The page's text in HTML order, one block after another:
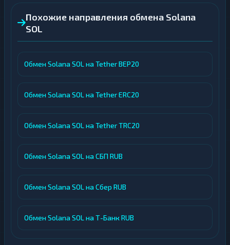
Похожие направления обмена Solana
SOL
Обмен Solana SOL на Tether BEP20
Обмен Solana SOL на Tether ERC20
Обмен Solana SOL на Tether TRC20
Обмен Solana SOL на СБП RUB
Обмен Solana SOL на Сбер RUB
Обмен Solana SOL на Т-Банк RUB